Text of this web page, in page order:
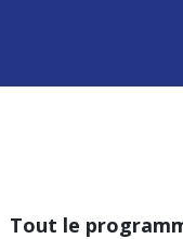
Tout le